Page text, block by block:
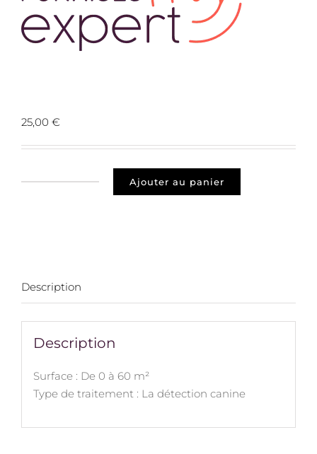
25,00 €
Ajouter au panier
Description
Description
Surface : De 0 à 60 m²
Type de traitement : La détection canine